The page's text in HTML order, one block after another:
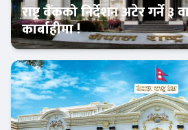
Banner News
राष्ट्र बैंकको निर्देशन अटेर गर्ने
कार्बाहीमा !